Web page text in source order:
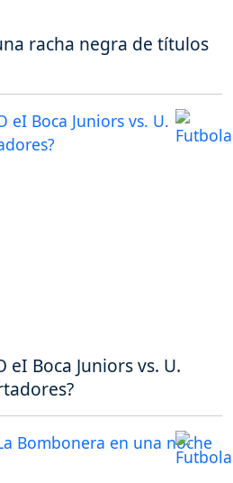
racha negra de títulos
eI Boca Juniors vs. U.